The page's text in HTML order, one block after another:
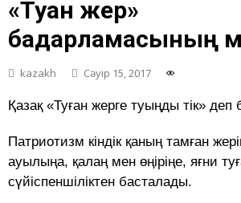
«Туған жер»
бағдарламасының
kazakh Сәуір 15, 2017
Қазақ «Туған жерге туыңды тік» деп
Патриотизм кіндік қаның тамған
ауылыңа, қалаң мен өңіріңе, яғни
сүйіспеншіліктен басталады.